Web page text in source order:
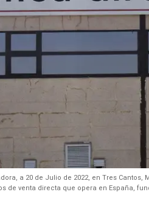
a 20 de Julio de 2022, en Tres
de venta directa que opera en España,